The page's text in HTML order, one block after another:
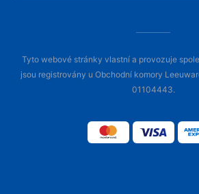
Tyto webové stránky vlastní a provozuje
jsou registrovány u Obchodní komory
01104443.